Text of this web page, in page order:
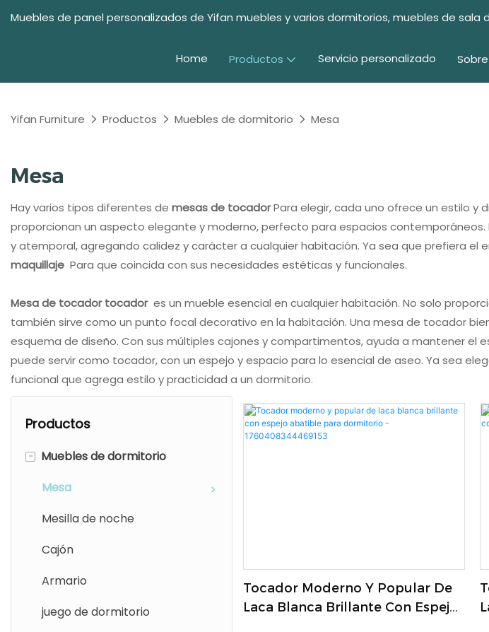
Muebles de panel personalizados de Yifan muebles y varios dormitorios, muebles de sala
Home Productos Servicio personalizado
Yifan Furniture Productos Muebles de dormitorio Mesa
Mesa
Hay varios tipos diferentes de mesas de tocadorPara elegir, cada uno ofrece un estilo y
proporcionan un aspecto elegante y moderno, perfecto para espacios
y atemporal, agregando calidez y carácter a cualquier habitación. Ya sea que prefiera
maquillaje Para que coincida con sus necesidades estéticas y funcionales.
Mesa de tocador tocador es un mueble esencial en cualquier habitación. No solo
también sirve como un punto focal decorativo en la habitación. Una mesa de tocador
esquema de diseño. Con sus múltiples cajones y compartimentos, ayuda a mantener
puede servir como tocador, con un espejo y espacio para lo esencial de aseo. Ya sea
funcional que agrega estilo y practicidad a un dormitorio.
Productos
-
Muebles de dormitorio
Mesa
Mesilla de noche
Cajón
Armario
juego de dormitorio
Tocador Moderno Y Popular De
Laca Blanca Brillante Con Espejo